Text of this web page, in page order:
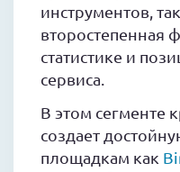
инструментов,
второстепенная
статистике и
сервиса.
В этом сегменте
создает
площадкам как